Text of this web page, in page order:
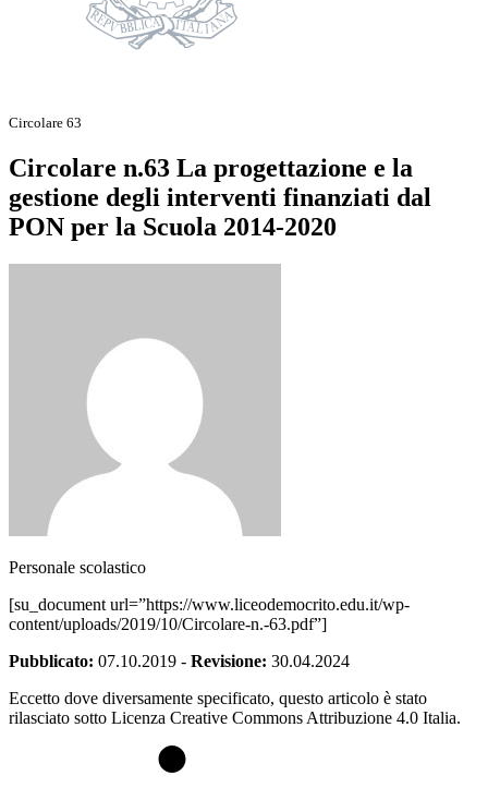
Circolare 63
Circolare n.63 La progettazione e la
gestione degli interventi finanziati dal
PON per la Scuola 2014-2020
Personale scolastico
[su_document url=”https://www.liceodemocrito.edu.it/wp-
content/uploads/2019/10/Circolare-n.-63.pdf”]
Pubblicato: 07.10.2019 - Revisione: 30.04.2024
Eccetto dove diversamente specificato, questo articolo è stato
rilasciato sotto Licenza Creative Commons Attribuzione 4.0 Italia.